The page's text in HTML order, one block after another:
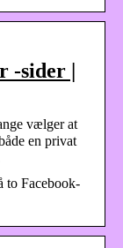
-sider |
vælger at
en privat
to Facebook-